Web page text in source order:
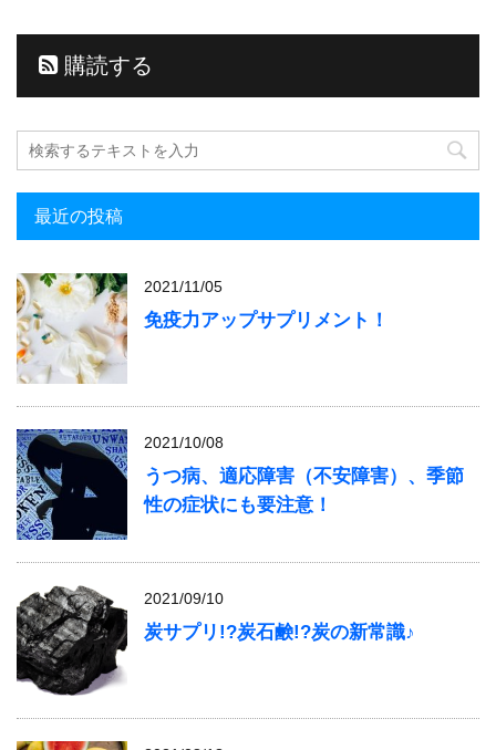
購読する
最近の投稿
2021/11/05
免疫力アップサプリメント！
2021/10/08
うつ病、適応障害（不安障害）、季節
性の症状にも要注意！
2021/09/10
炭サプリ!?炭石鹸!?炭の新常識♪